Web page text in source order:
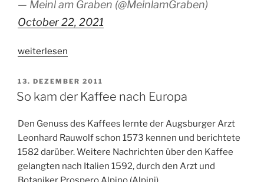
— Meinl am Graben (@MeinlamGraben)
October 22, 2021
„Rassismusvorwurf:
ändert
das
weiterlesen
VERÖFFENTLICHT
AM
13. DEZEMBER 2011
So kam der Kaffee nach Europa
Den Genuss des Kaffees lernte der Augsburger Arzt
Leonhard Rauwolf schon 1573 kennen und berichtete
1582 darüber. Weitere Nachrichten über den Kaffee
gelangten nach Italien 1592, durch den Arzt und